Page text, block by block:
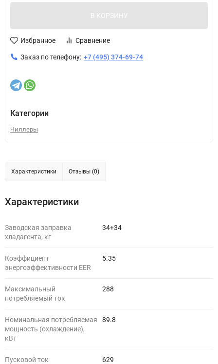
В КОРЗИНУ
Избранное Сравнение
Заказ по телефону: +7 (495) 374-69-74
Категории
Чиллеры
Характеристики Отзывы (0)
Характеристики
Заводская заправка
хладагента, кг
34+34
Коэффициент
энергоэффективности EER
5.35
Максимальный
потребляемый ток
288
Номинальная потребляемая
мощность (охлаждение),
кВт
89.8
Пусковой ток 629